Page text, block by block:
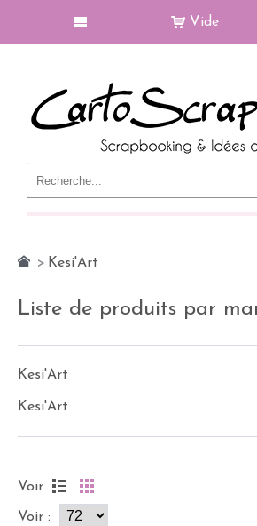
Vide
> Kesi'Art
Liste de produits par
Kesi'Art
Kesi'Art
Voir
Voir :